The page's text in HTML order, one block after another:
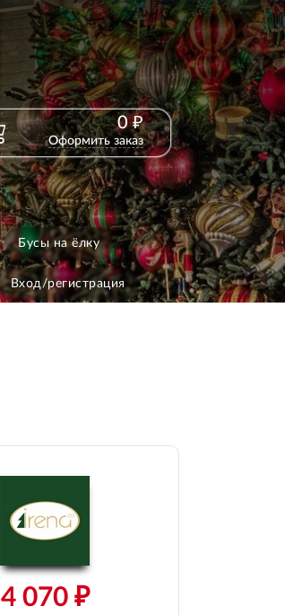
0 ₽
Оформить заказ
Бусы на ёлку
Вход/регистрация
4 070 ₽